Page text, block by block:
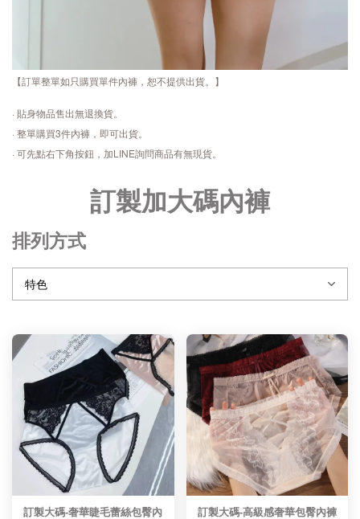
【訂單整單如只購買單件內褲，恕不提供出貨。】
· 貼身物品售出無退換貨。
· 整單購買3件內褲，即可出貨。
· 可先點右下角按鈕，加LINE詢問商品有無現貨。
訂製加大碼內褲
排列方式
訂製大碼-奢華睫毛蕾絲包臀內
訂製大碼-高級感奢華包臀內褲